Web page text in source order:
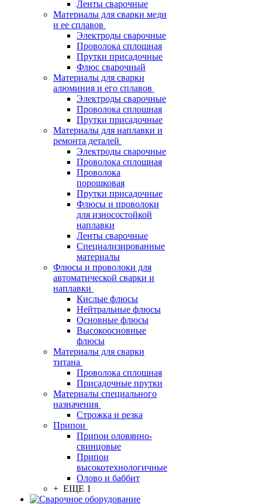
Ленты сварочные
Материалы для сварки меди
и ее сплавов
Электроды сварочные
Проволока сплошная
Прутки присадочные
Флюс сварочный
Материалы для сварки
алюминия и его сплавов
Электроды сварочные
Проволока сплошная
Прутки присадочные
Материалы для наплавки и
ремонта деталей
Электроды сварочные
Проволока сплошная
Проволока
порошковая
Прутки присадочные
Флюсы и проволоки
для износостойкой
наплавки
Ленты сварочные
Специализированные
материалы
Флюсы и проволоки для
автоматической сварки и
наплавки
Кислые флюсы
Нейтральные флюсы
Основные флюсы
Высокоосновные
флюсы
Материалы для сварки
титана
Проволока сплошная
Присадочные прутки
Материалы специального
назначения
Строжка и резка
Припои
Припои оловянно-
свинцовые
Припои
высокотехнологичные
Олово и баббит
+ ЕЩЕ 1